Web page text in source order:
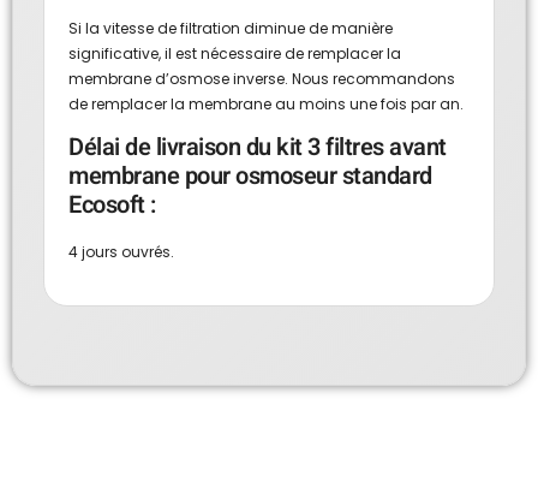
Si la vitesse de filtration diminue de manière
significative, il est nécessaire de remplacer la
membrane d’osmose inverse. Nous recommandons
de remplacer la membrane au moins une fois par an.
Délai de livraison du kit 3 filtres avant
membrane pour osmoseur standard
Ecosoft :
4 jours ouvrés.